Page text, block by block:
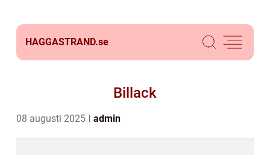
HAGGASTRAND.se
Billack
08 augusti 2025 admin